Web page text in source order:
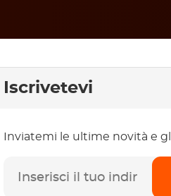
Iscrivetevi
Inviatemi le ultime novità e